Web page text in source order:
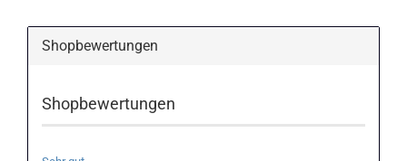
Shopbewertungen
Shopbewertungen